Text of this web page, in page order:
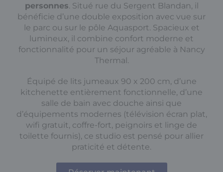
personnes . Situé rue du Sergent Blandan, il
bénéficie d’une double exposition avec vue sur
le parc ou sur le pôle Aquasport. Spacieux et
lumineux, il combine confort moderne et
fonctionnalité pour un séjour agréable à Nancy
Thermal.
Équipé de lits jumeaux 90 x 200 cm, d’une
kitchenette entièrement fonctionnelle, d’une
salle de bain avec douche ainsi que
d’équipements modernes (télévision écran plat,
wifi gratuit, coffre-fort, peignoirs et linge de
toilette fournis), ce studio est pensé pour allier
praticité et détente.